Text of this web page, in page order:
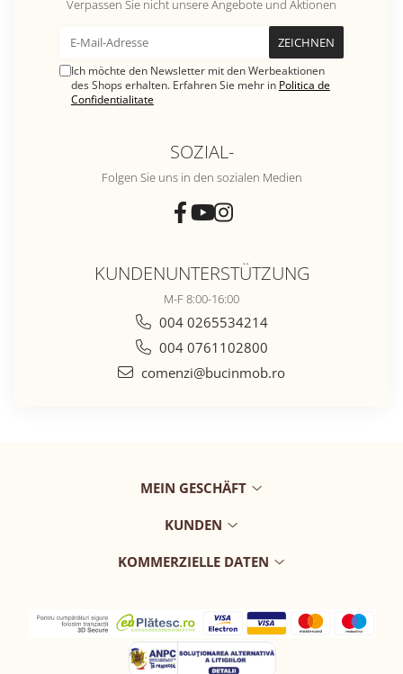
Verpassen Sie nicht unsere Angebote und Aktionen
Ich möchte den Newsletter mit den Werbeaktionen
des Shops erhalten. Erfahren Sie mehr in Politica de
Confidentialitate
SOZIAL-
Folgen Sie uns in den sozialen Medien
KUNDENUNTERSTÜTZUNG
M-F 8:00-16:00
004 0265534214
004 0761102800
comenzi@bucinmob.ro
MEIN GESCHÄFT
KUNDEN
KOMMERZIELLE DATEN